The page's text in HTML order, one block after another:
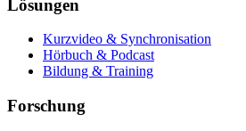
Lösungen
Kurzvideo & Synchronisation
Hörbuch & Podcast
Bildung & Training
Forschung